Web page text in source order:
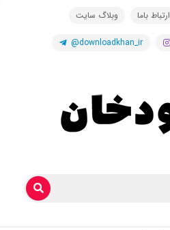
ارتباط باما وبلاگ سایت
@downloadkhan_ir